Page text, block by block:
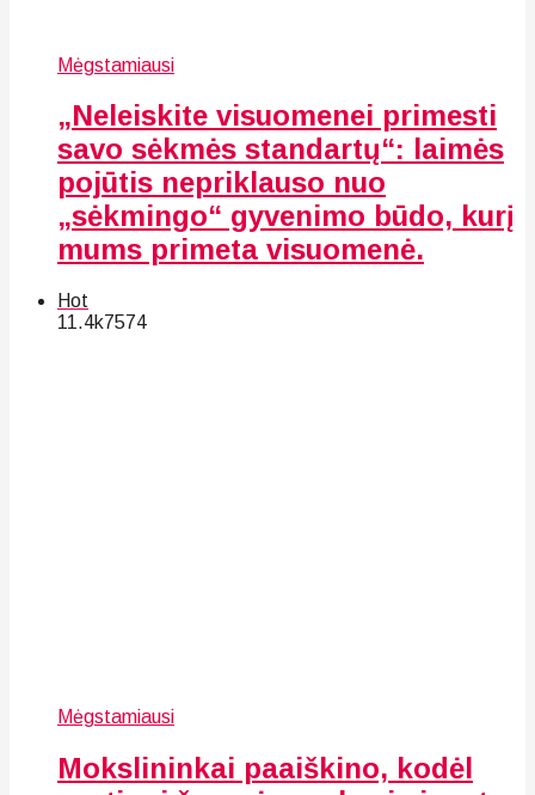
Mėgstamiausi
„Neleiskite visuomenei primesti
savo sėkmės standartų“: laimės
pojūtis nepriklauso nuo
„sėkmingo“ gyvenimo būdo, kurį
mums primeta visuomenė.
Hot
11.4k7574
Mėgstamiausi
Mokslininkai paaiškino, kodėl